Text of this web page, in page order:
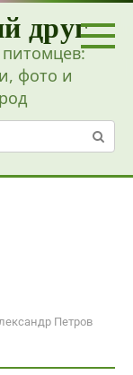
друг
фото и
Петров